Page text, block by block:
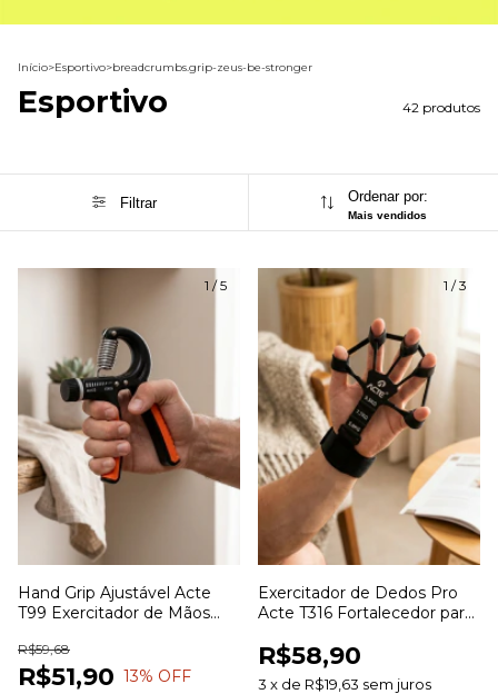
Início>Esportivo>breadcrumbs.grip-zeus-be-stronger
Esportivo 42 produtos
Filtrar Ordenar por:
Mais vendidos
1 /5
Hand Grip Ajustável Acte
T99 Exercitador de Mãos
Fortalecimento Muscular
R$51,90
R$59,68
13% OFF
1 /3
Exercitador de Dedos Pro
Acte T316 Fortalecedor para
com Resistência
R$58,90
3 x de R$19,63 sem juros